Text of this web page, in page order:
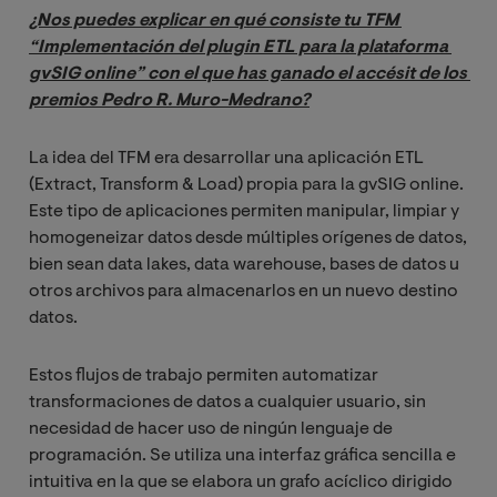
¿Nos puedes explicar en qué consiste tu TFM
“Implementación del plugin ETL para la plataforma
gvSIG online” con el que has ganado el accésit de los
premios Pedro R. Muro-Medrano?
La idea del TFM era desarrollar una aplicación ETL
(Extract, Transform & Load) propia para la gvSIG online.
Este tipo de aplicaciones permiten manipular, limpiar y
homogeneizar datos desde múltiples orígenes de datos,
bien sean data lakes, data warehouse, bases de datos u
otros archivos para almacenarlos en un nuevo destino
datos.
Estos flujos de trabajo permiten automatizar
transformaciones de datos a cualquier usuario, sin
necesidad de hacer uso de ningún lenguaje de
programación. Se utiliza una interfaz gráfica sencilla e
intuitiva en la que se elabora un grafo acíclico dirigido